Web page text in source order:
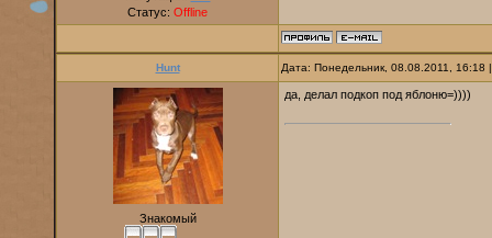
Статус: Offline
Hunt Дата: Понедельник, 08.08.2011,
Знакомый
да, делал подкоп под яблоню=))))